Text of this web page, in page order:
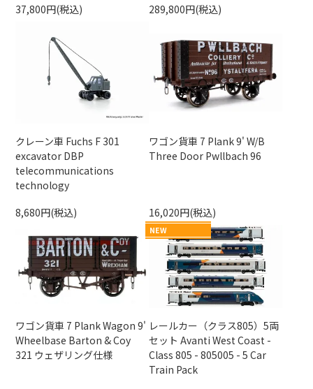
37,800円(税込)
289,800円(税込)
クレーン車 Fuchs F 301
excavator DBP
telecommunications
technology
8,680円(税込)
ワゴン貨車 7 Plank 9' W/B
Three Door Pwllbach 96
16,020円(税込)
ワゴン貨車 7 Plank Wagon 9'
Wheelbase Barton & Coy
321 ウェザリング仕様
NEW
レールカー（クラス805）5両
セット Avanti West Coast -
Class 805 - 805005 - 5 Car
Train Pack